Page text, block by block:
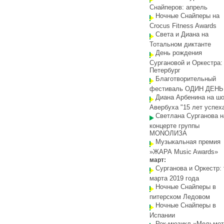
Снайперов: апрель
Ночные Снайперы на
Crocus Fitness Awards
Света и Диана на
Тотальном диктанте
День рождения
Сургановой и Оркестра:
Петербург
Благотворительный
фестиваль ОДИН ДЕНЬ
Диана Арбенина на
Авербуха "15 лет
Светлана Сурганова
концерте группы
MONOЛИЗА
Музыкальная премия
»ЖАРА Music Awards»
март:
Сурганова и Оркестр:
марта 2019 года
Ночные Снайперы в
питерском Ледовом
Ночные Снайперы в
Испании